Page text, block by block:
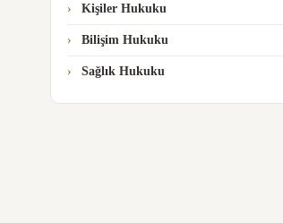
Kişiler Hukuku
Bilişim Hukuku
Sağlık Hukuku